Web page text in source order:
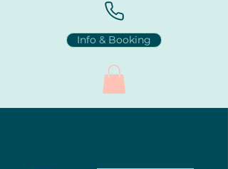
Info & Booking